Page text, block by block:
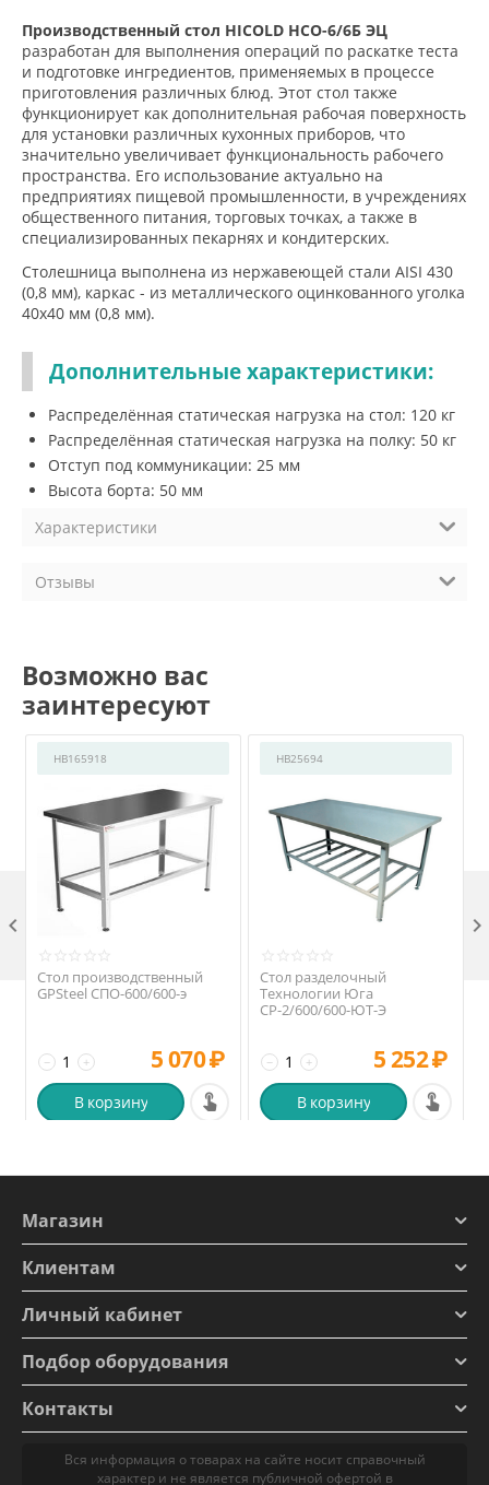
Производственный стол HICOLD НСО-6/6Б ЭЦ
разработан для выполнения операций по раскатке теста
и подготовке ингредиентов, применяемых в процессе
приготовления различных блюд. Этот стол также
функционирует как дополнительная рабочая поверхность
для установки различных кухонных приборов, что
значительно увеличивает функциональность рабочего
пространства. Его использование актуально на
предприятиях пищевой промышленности, в учреждениях
общественного питания, торговых точках, а также в
специализированных пекарнях и кондитерских.
Столешница выполнена из нержавеющей стали AISI 430
(0,8 мм), каркас - из металлического оцинкованного уголка
40х40 мм (0,8 мм).
Дополнительные характеристики:
Распределённая статическая нагрузка на стол: 120 кг
Распределённая статическая нагрузка на полку: 50 кг
Отступ под коммуникации: 25 мм
Высота борта: 50 мм
Характеристики
Отзывы
Возможно вас
заинтересуют
HB165918
Стол производственный
GPSteel СПО-600/600-э
+
− 5 070₽
В корзину
HB25694
Стол разделочный
Технологии Юга
СР-2/600/600-ЮТ-Э
+
− 5 252₽
В корзину
 
Магазин
Клиентам
Личный кабинет
Подбор оборудования
Контакты
Вся информация о товарах на сайте носит справочный
характер и не является публичной офертой в